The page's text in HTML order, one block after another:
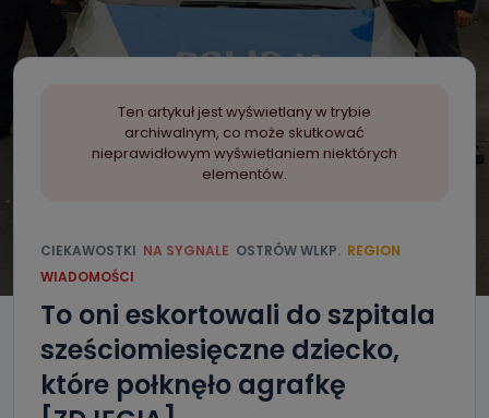
Ten artykuł jest wyświetlany w trybie
archiwalnym, co może skutkować
nieprawidłowym wyświetlaniem niektórych
elementów.
CIEKAWOSTKI NA SYGNALE OSTRÓW WLKP. REGION
WIADOMOŚCI
To oni eskortowali do szpitala
sześciomiesięczne dziecko,
które połknęło agrafkę